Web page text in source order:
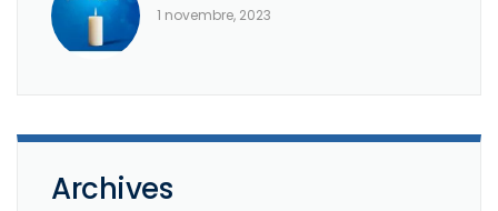
1 novembre, 2023
Archives